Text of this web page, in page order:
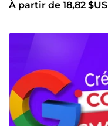
À partir de 18,82 $US